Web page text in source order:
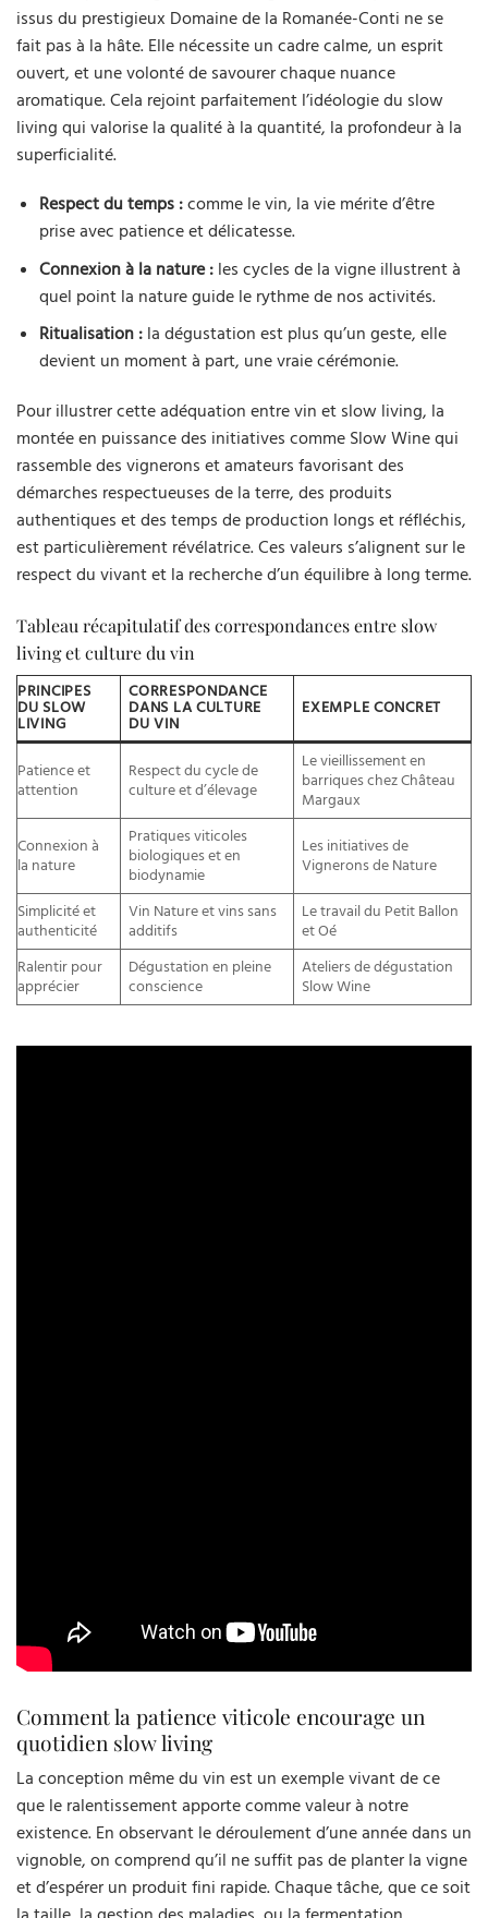
issus du prestigieux Domaine de la Romanée-Conti ne se
fait pas à la hâte. Elle nécessite un cadre calme, un esprit
ouvert, et une volonté de savourer chaque nuance
aromatique. Cela rejoint parfaitement l’idéologie du slow
living qui valorise la qualité à la quantité, la profondeur à la
superficialité.
Respect du temps :comme le vin, la vie mérite d’être
prise avec patience et délicatesse.
Connexion à la nature : les cycles de la vigne illustrent à
quel point la nature guide le rythme de nos activités.
Ritualisation : la dégustation est plus qu’un geste, elle
devient un moment à part, une vraie cérémonie.
Pour illustrer cette adéquation entre vin et slow living, la
montée en puissance des initiatives comme Slow Wine qui
rassemble des vignerons et amateurs favorisant des
démarches respectueuses de la terre, des produits
authentiques et des temps de production longs et réfléchis,
est particulièrement révélatrice. Ces valeurs s’alignent sur le
respect du vivant et la recherche d’un équilibre à long terme.
Tableau récapitulatif des correspondances entre slow
living et culture du vin
PRINCIPES
DU SLOW
LIVING
CORRESPONDANCE
DANS LA CULTURE
DU VIN
EXEMPLE CONCRET
Patience et
attention
Respect du cycle de
culture et d’élevage
Le vieillissement en
barriques chez Château
Margaux
Connexion à
la nature
Pratiques viticoles
biologiques et en
biodynamie
Les initiatives de
Vignerons de Nature
Simplicité et
authenticité
Vin Nature et vins sans
additifs
Le travail du Petit Ballon
et Oé
Ralentir pour
apprécier
Dégustation en pleine
conscience
Ateliers de dégustation
Slow Wine
Comment la patience viticole encourage un
quotidien slow living
La conception même du vin est un exemple vivant de ce
que le ralentissement apporte comme valeur à notre
existence. En observant le déroulement d’une année dans un
vignoble, on comprend qu’il ne suffit pas de planter la vigne
et d’espérer un produit fini rapide. Chaque tâche, que ce soit